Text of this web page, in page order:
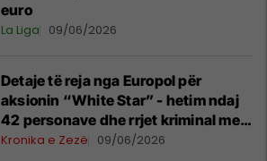
euro
La Liga 09/06/2026
Detaje të reja nga Europol për
aksionin “White Star” - hetim ndaj
42 personave dhe rrjet kriminal me
pasuri prej 80 milionë euro
Kronika e Zezë 09/06/2026